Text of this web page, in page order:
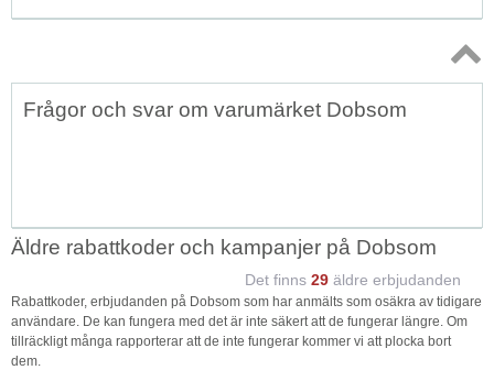
Topp
Frågor och svar om varumärket Dobsom
Äldre rabattkoder och kampanjer på Dobsom
Det finns 29 äldre erbjudanden
Rabattkoder, erbjudanden på Dobsom som har anmälts som osäkra av tidigare
användare. De kan fungera med det är inte säkert att de fungerar längre. Om
tillräckligt många rapporterar att de inte fungerar kommer vi att plocka bort
dem.